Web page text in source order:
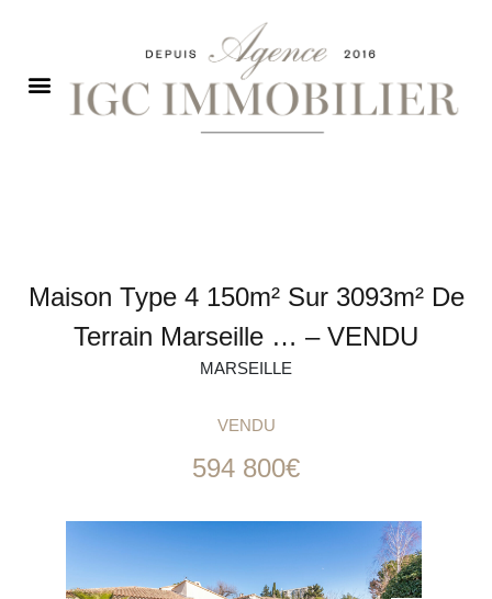
Maison Type 4 150m² Sur 3093m² De
Terrain Marseille … – VENDU
MARSEILLE
VENDU
594 800€